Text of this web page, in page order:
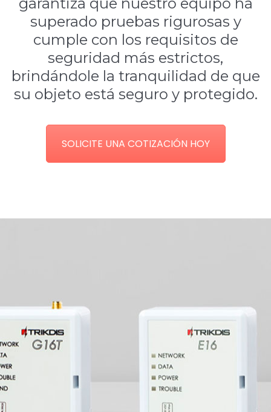
superado pruebas rigurosas y
cumple con los requisitos de
seguridad más estrictos,
brindándole la tranquilidad de que
su objeto está seguro y protegido.
SOLICITE UNA COTIZACIÓN HOY